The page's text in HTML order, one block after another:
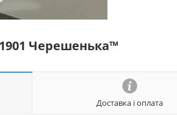
Черешенька™
Доставка і оплата